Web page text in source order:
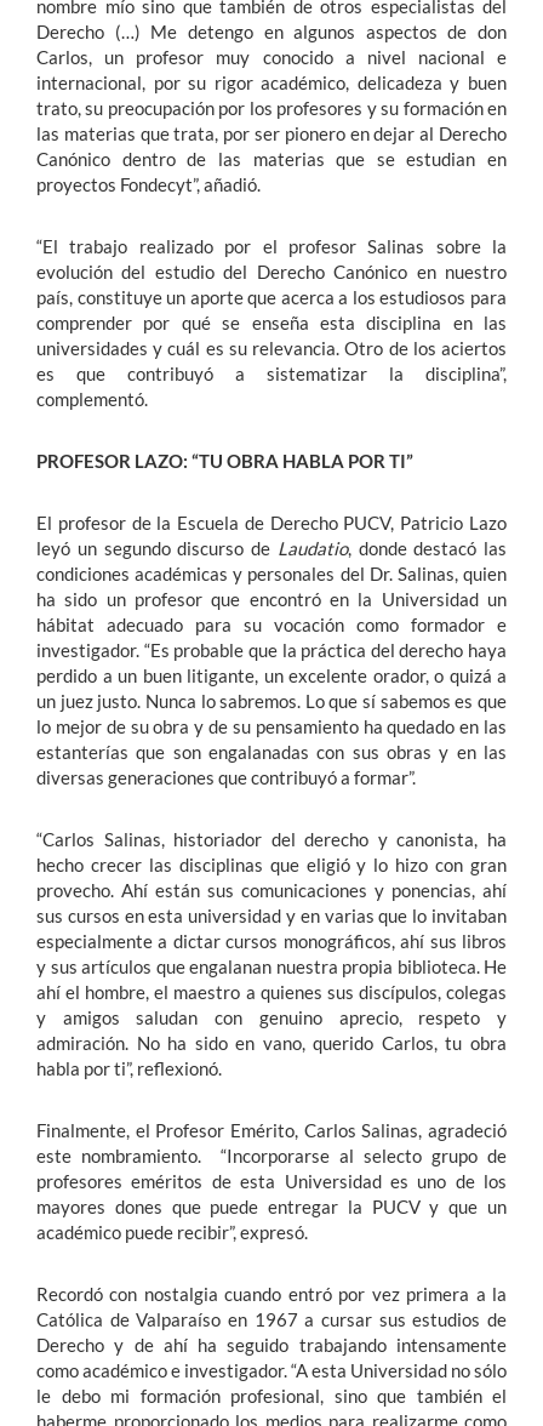
nombre mío sino que también de otros especialistas del
Derecho (…) Me detengo en algunos aspectos de don
Carlos, un profesor muy conocido a nivel nacional e
internacional, por su rigor académico, delicadeza y buen
trato, su preocupación por los profesores y su formación en
las materias que trata, por ser pionero en dejar al Derecho
Canónico dentro de las materias que se estudian en
proyectos Fondecyt”, añadió.
“El trabajo realizado por el profesor Salinas sobre la
evolución del estudio del Derecho Canónico en nuestro
país, constituye un aporte que acerca a los estudiosos para
comprender por qué se enseña esta disciplina en las
universidades y cuál es su relevancia. Otro de los aciertos
es que contribuyó a sistematizar la disciplina”,
complementó.
PROFESOR LAZO: “TU OBRA HABLA POR TI”
El profesor de la Escuela de Derecho PUCV, Patricio Lazo
leyó un segundo discurso de Laudatio, donde destacó las
condiciones académicas y personales del Dr. Salinas, quien
ha sido un profesor que encontró en la Universidad un
hábitat adecuado para su vocación como formador e
investigador. “Es probable que la práctica del derecho haya
perdido a un buen litigante, un excelente orador, o quizá a
un juez justo. Nunca lo sabremos. Lo que sí sabemos es que
lo mejor de su obra y de su pensamiento ha quedado en las
estanterías que son engalanadas con sus obras y en las
diversas generaciones que contribuyó a formar”.
“Carlos Salinas, historiador del derecho y canonista, ha
hecho crecer las disciplinas que eligió y lo hizo con gran
provecho. Ahí están sus comunicaciones y ponencias, ahí
sus cursos en esta universidad y en varias que lo invitaban
especialmente a dictar cursos monográficos, ahí sus libros
y sus artículos que engalanan nuestra propia biblioteca. He
ahí el hombre, el maestro a quienes sus discípulos, colegas
y amigos saludan con genuino aprecio, respeto y
admiración. No ha sido en vano, querido Carlos, tu obra
habla por ti”, reflexionó.
Finalmente, el Profesor Emérito, Carlos Salinas, agradeció
este nombramiento. “Incorporarse al selecto grupo de
profesores eméritos de esta Universidad es uno de los
mayores dones que puede entregar la PUCV y que un
académico puede recibir”, expresó.
Recordó con nostalgia cuando entró por vez primera a la
Católica de Valparaíso en 1967 a cursar sus estudios de
Derecho y de ahí ha seguido trabajando intensamente
como académico e investigador. “A esta Universidad no sólo
le debo mi formación profesional, sino que también el
haberme proporcionado los medios para realizarme como